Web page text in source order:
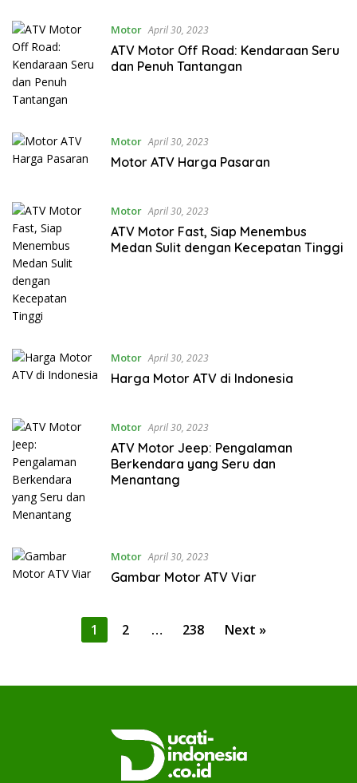
Motor April 30, 2023
ATV Motor Off Road: Kendaraan Seru
dan Penuh Tantangan
Motor April 30, 2023
Motor ATV Harga Pasaran
Motor April 30, 2023
ATV Motor Fast, Siap Menembus
Medan Sulit dengan Kecepatan Tinggi
Motor April 30, 2023
Harga Motor ATV di Indonesia
Motor April 30, 2023
ATV Motor Jeep: Pengalaman
Berkendara yang Seru dan
Menantang
Motor April 30, 2023
Gambar Motor ATV Viar
pagination
1 2 … 238 Next »